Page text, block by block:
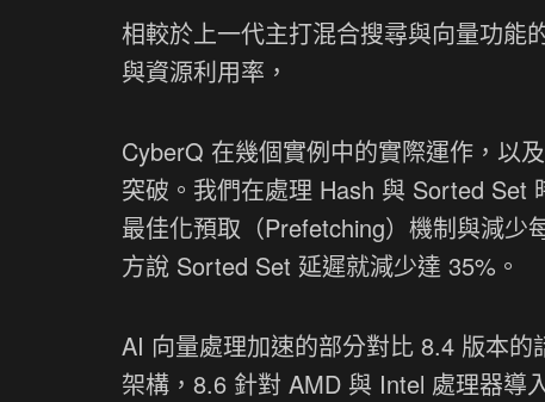
相較於上一代主打混合搜尋與向量功能
與資源利用率，
CyberQ 在幾個實例中的實際運作，以
突破。我們在處理 Hash 與 Sorted Set
最佳化預取（Prefetching）機制與減
方說 Sorted Set 延遲就減少達 35%。
AI 向量處理加速的部分對比 8.4 版本的
架構，8.6 針對 AMD 與 Intel 處理器導